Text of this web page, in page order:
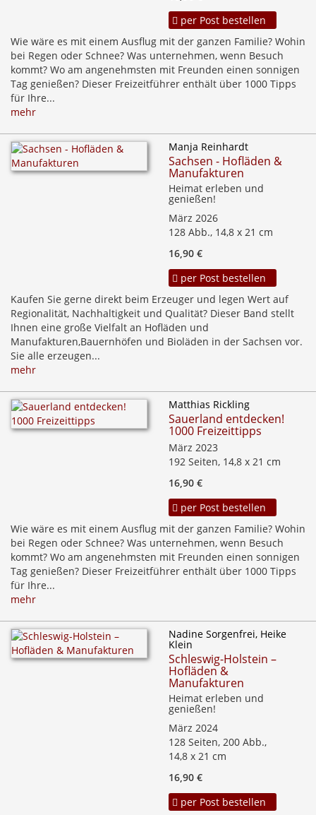
per Post bestellen
Wie wäre es mit einem Ausflug mit der ganzen Familie? Wohin
bei Regen oder Schnee? Was unternehmen, wenn Besuch
kommt? Wo am angenehmsten mit Freunden einen sonnigen
Tag genießen? Dieser Freizeitführer enthält über 1000 Tipps
für Ihre...
mehr
Manja Reinhardt
Sachsen - Hofläden &
Manufakturen
Heimat erleben und
genießen!
März 2026
128 Abb., 14,8 x 21 cm
16,90 €
per Post bestellen
Kaufen Sie gerne direkt beim Erzeuger und legen Wert auf
Regionalität, Nachhaltigkeit und Qualität? Dieser Band stellt
Ihnen eine große Vielfalt an Hofläden und
Manufakturen,Bauernhöfen und Bioläden in der Sachsen vor.
Sie alle erzeugen...
mehr
Matthias Rickling
Sauerland entdecken!
1000 Freizeittipps
März 2023
192 Seiten, 14,8 x 21 cm
16,90 €
per Post bestellen
Wie wäre es mit einem Ausflug mit der ganzen Familie? Wohin
bei Regen oder Schnee? Was unternehmen, wenn Besuch
kommt? Wo am angenehmsten mit Freunden einen sonnigen
Tag genießen? Dieser Freizeitführer enthält über 1000 Tipps
für Ihre...
mehr
Nadine Sorgenfrei, Heike
Klein
Schleswig-Holstein –
Hofläden &
Manufakturen
Heimat erleben und
genießen!
März 2024
128 Seiten, 200 Abb.,
14,8 x 21 cm
16,90 €
per Post bestellen